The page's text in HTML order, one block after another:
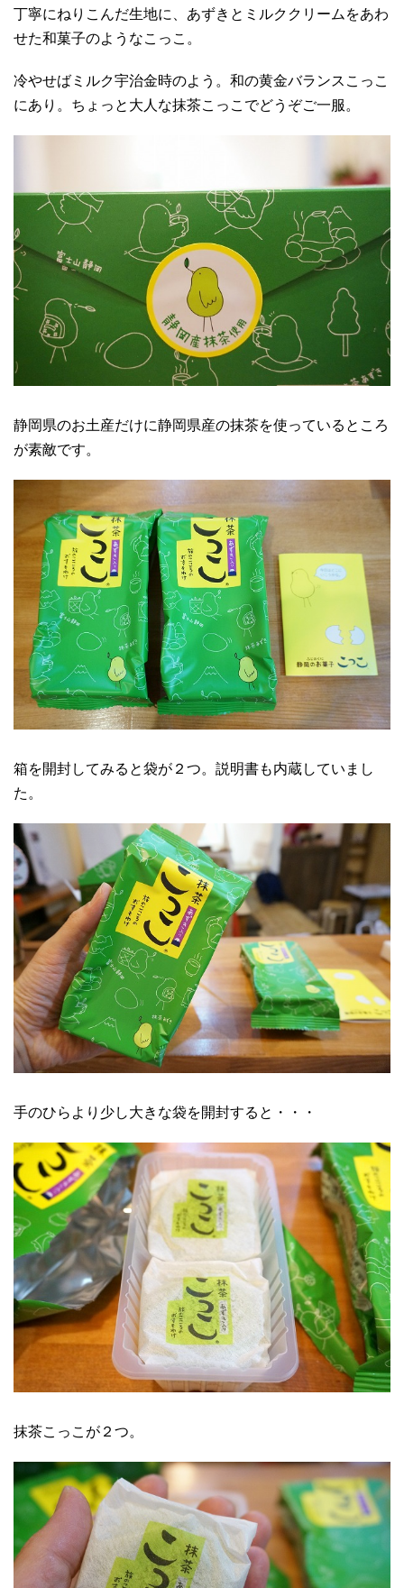
丁寧にねりこんだ生地に、あずきとミルククリームをあわ
せた和菓子のようなこっこ。
冷やせばミルク宇治金時のよう。和の黄金バランスこっこ
にあり。ちょっと大人な抹茶こっこでどうぞご一服。
静岡県のお土産だけに静岡県産の抹茶を使っているところ
が素敵です。
箱を開封してみると袋が２つ。説明書も内蔵していまし
た。
手のひらより少し大きな袋を開封すると・・・
抹茶こっこが２つ。